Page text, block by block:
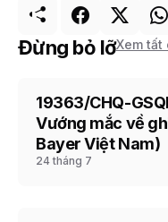
Đừng bỏ lỡXem tất
CHQ19363/CHQ-
Vướng mắc về
Bayer Việt Nam)
24 tháng 7